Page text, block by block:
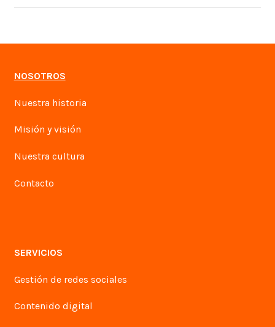
NOSOTROS
Nuestra historia
Misión y visión
Nuestra cultura
Contacto
SERVICIOS
Gestión de redes sociales
Contenido digital